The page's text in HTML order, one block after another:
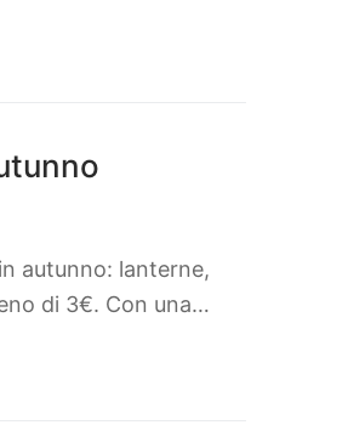
autunno: lanterne,
di 3€. Con una…